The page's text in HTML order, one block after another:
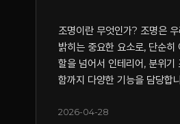
조명이란 무엇인가? 조명은
밝히는 중요한 요소로, 단순히
할을 넘어서 인테리어, 분위기
함까지 다양한 기능을 담당합
2026-04-28